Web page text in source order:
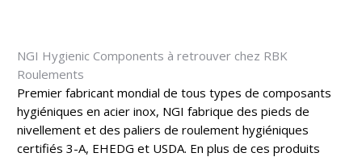
NGI Hygienic Components à retrouver chez RBK
Roulements
Premier fabricant mondial de tous types de composants
hygiéniques en acier inox, NGI fabrique des pieds de
nivellement et des paliers de roulement hygiéniques
certifiés 3-A, EHEDG et USDA. En plus de ces produits